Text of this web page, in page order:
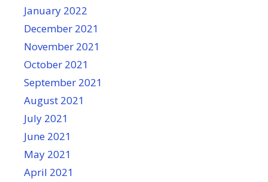
January 2022
December 2021
November 2021
October 2021
September 2021
August 2021
July 2021
June 2021
May 2021
April 2021